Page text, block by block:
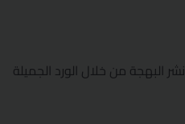
نشر البهجة من خلال الورد الجميلة